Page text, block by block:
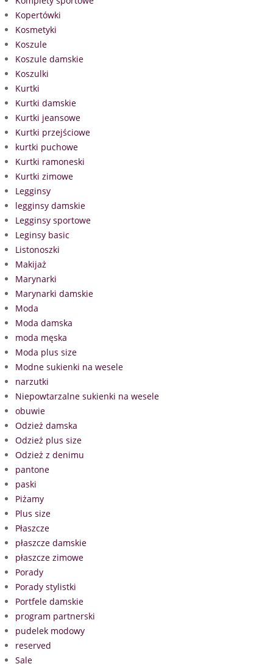
Kopertówki
Kosmetyki
Koszule
Koszule damskie
Koszulki
Kurtki
Kurtki damskie
Kurtki jeansowe
Kurtki przejściowe
kurtki puchowe
Kurtki ramoneski
Kurtki zimowe
Legginsy
legginsy damskie
Legginsy sportowe
Leginsy basic
Listonoszki
Makijaż
Marynarki
Marynarki damskie
Moda
Moda damska
moda męska
Moda plus size
Modne sukienki na wesele
narzutki
Niepowtarzalne sukienki na wesele
obuwie
Odzież damska
Odzież plus size
Odzież z denimu
pantone
paski
Piżamy
Plus size
Płaszcze
płaszcze damskie
płaszcze zimowe
Porady
Porady stylistki
Portfele damskie
program partnerski
pudelek modowy
reserved
Sale